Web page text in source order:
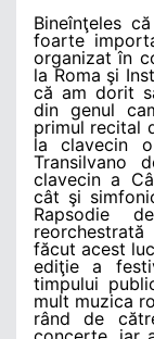
Bineînţeles
foarte
organizat în
la Roma şi
că am dorit
din genul
primul recital
la clavecin
Transilvano
clavecin a
cât şi
Rapsodie
făcut acest
ediţie a
timpului
mult muzica
rând de